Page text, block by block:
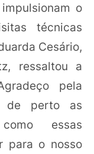
o
técnicas
Cesário,
ressaltou a
pela
de perto as
essas
para o nosso